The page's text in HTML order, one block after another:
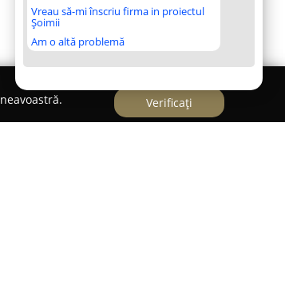
Vreau să-mi înscriu firma in proiectul
Șoimii
Am o altă problemă
Verificați